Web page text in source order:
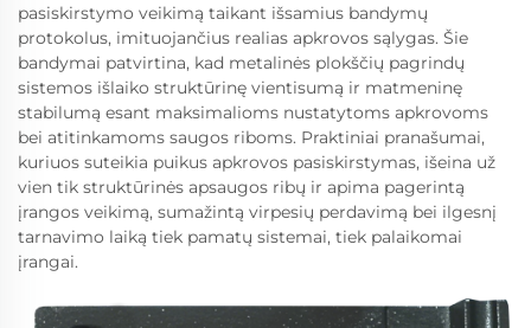
pasiskirstymo veikimą taikant išsamius bandymų
protokolus, imituojančius realias apkrovos sąlygas. Šie
bandymai patvirtina, kad metalinės plokščių pagrindų
sistemos išlaiko struktūrinę vientisumą ir matmeninę
stabilumą esant maksimalioms nustatytoms apkrovoms
bei atitinkamoms saugos riboms. Praktiniai pranašumai,
kuriuos suteikia puikus apkrovos pasiskirstymas, išeina už
vien tik struktūrinės apsaugos ribų ir apima pagerintą
įrangos veikimą, sumažintą virpesių perdavimą bei ilgesnį
tarnavimo laiką tiek pamatų sistemai, tiek palaikomai
įrangai.